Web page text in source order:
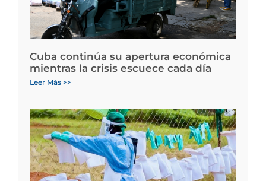
Cuba continúa su apertura económica
mientras la crisis escuece cada día
Leer Más >>